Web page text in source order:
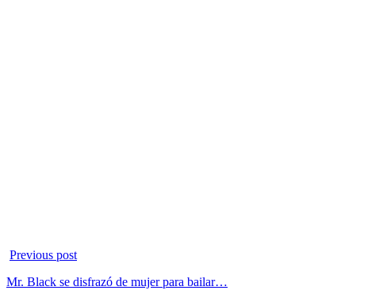
Previous post
Mr. Black se disfrazó de mujer para bailar…